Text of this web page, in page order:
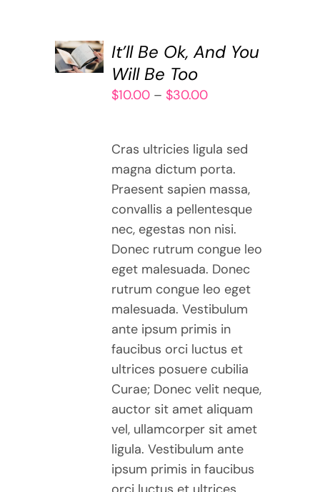
OPTIONS
THIS
PRODUCT
OPTIONS
CHOSEN
PRODUCT
/
It’ll Be Ok, And You
Will Be Too
$10.00 – $30.00Price
through
$30.00
Cras ultricies ligula sed
magna dictum porta.
Praesent sapien massa,
convallis a pellentesque
nec, egestas non nisi.
Donec rutrum congue leo
eget malesuada. Donec
rutrum congue leo eget
malesuada. Vestibulum
ante ipsum primis in
faucibus orci luctus et
ultrices posuere cubilia
Curae; Donec velit neque,
auctor sit amet aliquam
vel, ullamcorper sit amet
ligula. Vestibulum ante
ipsum primis in faucibus